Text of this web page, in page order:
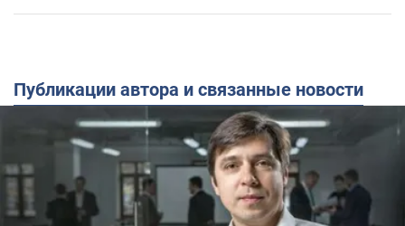
Публикации автора и связанные новости